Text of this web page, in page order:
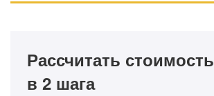
Рассчитать стоимость
в 2 шага